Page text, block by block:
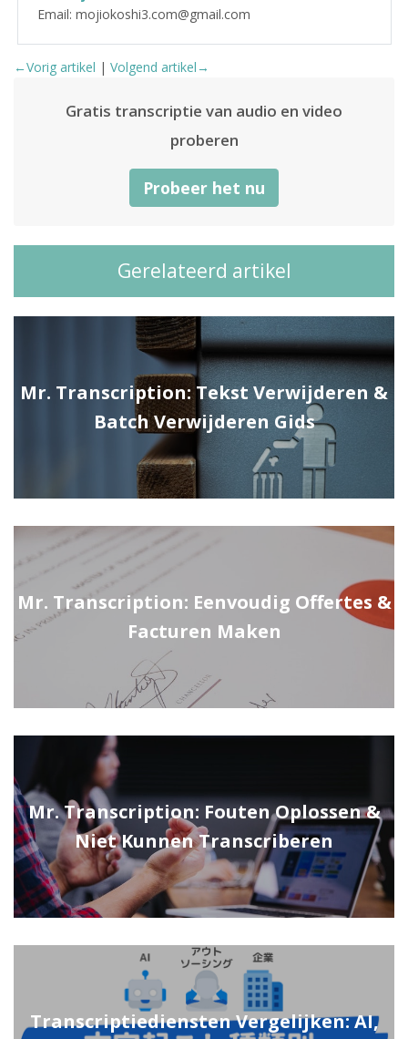
Email: mojiokoshi3.com@gmail.com
←Vorig artikel | Volgend artikel→
Gratis transcriptie van audio en video
proberen
Probeer het nu
Gerelateerd artikel
Mr. Transcription: Tekst Verwijderen &
Batch Verwijderen Gids
Mr. Transcription: Eenvoudig Offertes &
Facturen Maken
Mr. Transcription: Fouten Oplossen &
Niet Kunnen Transcriberen
Transcriptiediensten Vergelijken: AI,